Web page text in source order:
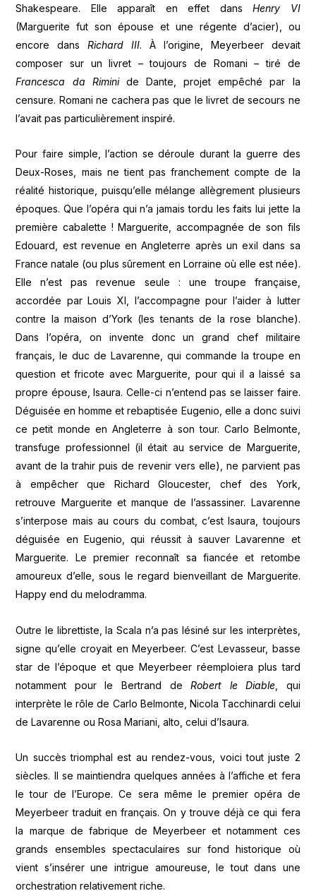
Shakespeare. Elle apparaît en effet dansHenry VI
(Marguerite fut son épouse et une régente d’acier), ou
encore dansRichard III. À l’origine, Meyerbeer devait
composer sur un livret – toujours de Romani – tiré de
Francesca da Rimini de Dante, projet empêché par la
censure. Romani ne cachera pas que le livret de secours ne
l’avait pas particulièrement inspiré.
Pour faire simple, l’action se déroule durant la guerre des
Deux-Roses, mais ne tient pas franchement compte de la
réalité historique, puisqu’elle mélange allègrement plusieurs
époques. Que l’opéra qui n’a jamais tordu les faits lui jette la
première cabalette ! Marguerite, accompagnée de son fils
Edouard, est revenue en Angleterre après un exil dans sa
France natale (ou plus sûrement en Lorraine où elle est née).
Elle n’est pas revenue seule : une troupe française,
accordée par Louis XI, l’accompagne pour l’aider à lutter
contre la maison d’York (les tenants de la rose blanche).
Dans l’opéra, on invente donc un grand chef militaire
français, le duc de Lavarenne, qui commande la troupe en
question et fricote avec Marguerite, pour qui il a laissé sa
propre épouse, Isaura. Celle-ci n’entend pas se laisser faire.
Déguisée en homme et rebaptisée Eugenio, elle a donc suivi
ce petit monde en Angleterre à son tour. Carlo Belmonte,
transfuge professionnel (il était au service de Marguerite,
avant de la trahir puis de revenir vers elle), ne parvient pas
à empêcher que Richard Gloucester, chef des York,
retrouve Marguerite et manque de l’assassiner. Lavarenne
s’interpose mais au cours du combat, c’est Isaura, toujours
déguisée en Eugenio, qui réussit à sauver Lavarenne et
Marguerite. Le premier reconnaît sa fiancée et retombe
amoureux d’elle, sous le regard bienveillant de Marguerite.
Happy end du melodramma.
Outre le librettiste, la Scala n’a pas lésiné sur les interprètes,
signe qu’elle croyait en Meyerbeer. C’est Levasseur, basse
star de l’époque et que Meyerbeer réemploiera plus tard
notamment pour le Bertrand deRobert le Diable , qui
interprète le rôle de Carlo Belmonte, Nicola Tacchinardi celui
de Lavarenne ou Rosa Mariani, alto, celui d’Isaura.
Un succès triomphal est au rendez-vous, voici tout juste 2
siècles. Il se maintiendra quelques années à l’affiche et fera
le tour de l’Europe. Ce sera même le premier opéra de
Meyerbeer traduit en français. On y trouve déjà ce qui fera
la marque de fabrique de Meyerbeer et notamment ces
grands ensembles spectaculaires sur fond historique où
vient s’insérer une intrigue amoureuse, le tout dans une
orchestration relativement riche.